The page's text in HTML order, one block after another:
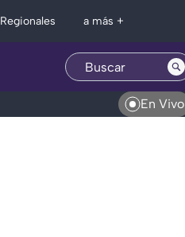
Regionales a más +
En Vivo